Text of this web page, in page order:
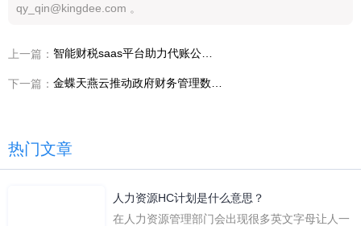
qy_qin@kingdee.com 。
上一篇：
下一篇：
热门文章
人力资源HC计划是什么意思？
在人力资源管理部门会出现很多英文字母让人一